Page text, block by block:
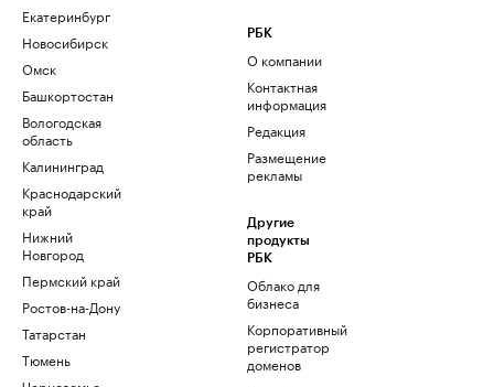
Екатеринбург
Новосибирск
Омск
Башкортостан
Вологодская
область
Калининград
Краснодарский
край
Нижний
Новгород
Пермский край
Ростов-на-Дону
Татарстан
Тюмень
РБК
О компании
Контактная
информация
Редакция
Размещение
рекламы
Другие
продукты
РБК
Облако для
бизнеса
Корпоративный
регистратор
доменов